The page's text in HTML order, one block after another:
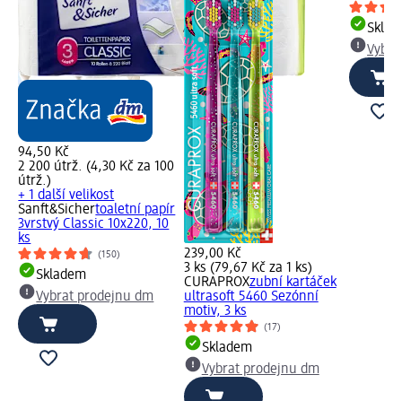
94,50 Kč
2 200 útrž. (4,30 Kč za 100
útrž.)
+ 1 další velikost
Sanft&Sichertoaletní papír
3vrstvý Classic 10x220, 10
ks
(150)
Skladem
Vybrat prodejnu dm
239,00 Kč
3 ks (79,67 Kč za 1 ks)
CURAPROXzubní kartáček
ultrasoft 5460 Sezónní
motiv, 3 ks
(17)
Skladem
Vybrat prodejnu dm